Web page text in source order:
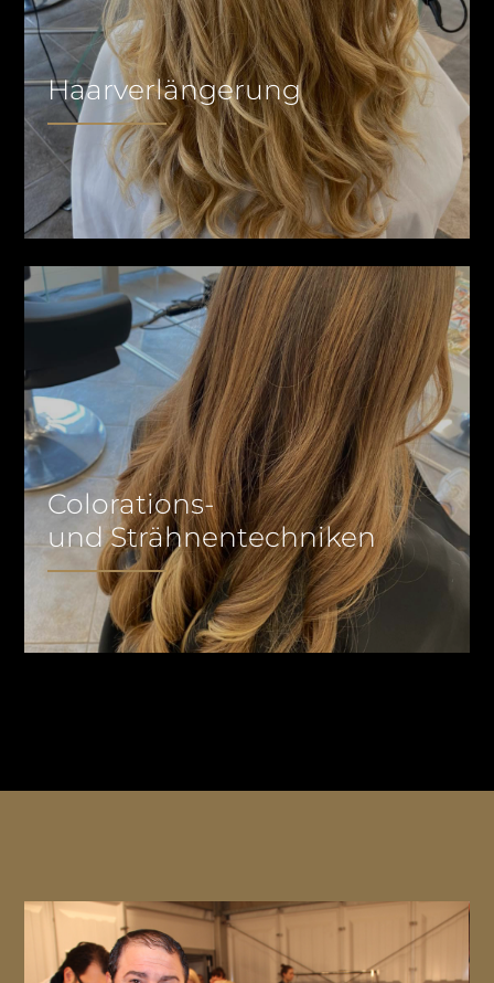
Haarverlängerung
Colorations-
und Strähnentechniken